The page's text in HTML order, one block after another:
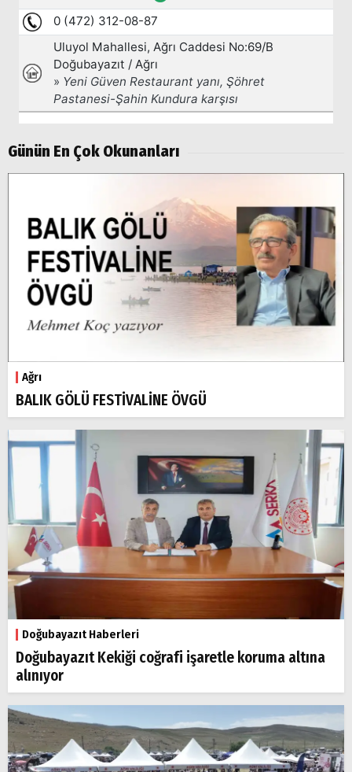
Günün En Çok Okunanları
Ağrı
BALIK GÖLÜ FESTİVALİNE ÖVGÜ
Doğubayazıt Haberleri
Doğubayazıt Kekiği coğrafi işaretle koruma altına
alınıyor
Popüler
Aramalar:
Doğubayazıt